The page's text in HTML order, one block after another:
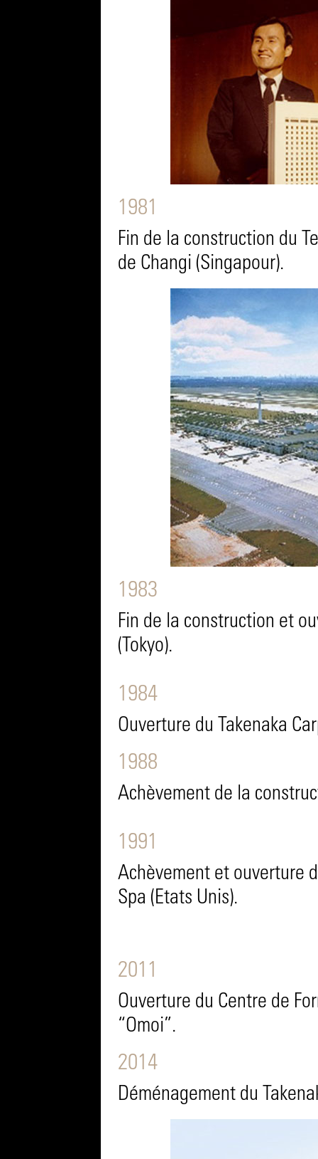
1981
Fin de la construction du
de Changi (Singapour).
1983
Fin de la construction et
(Tokyo).
1984
Ouverture du Takenaka
1988
Achèvement de la
1991
Achèvement et ouverture
Spa (Etats Unis).
2011
Ouverture du Centre de
“Omoi”.
2014
Déménagement du